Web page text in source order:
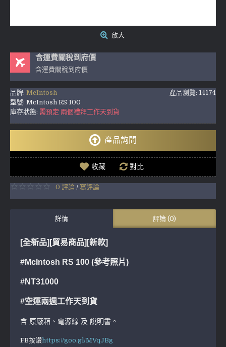
放大
含運費關稅到府價
含運費關稅到府價
產品瀏覽: 14174
品牌: McIntosh
型號: McIntosh RS 100
庫存狀態: 需預定 兩個禮拜工作天到貨
產品詢問
收藏 對比
0 評論 / 寫評論
詳情 評論 (0)
[全新品][貿易商品] [新款]
#McIntosh RS 100 (參考照片)
#NT31000
#空運兩週工作天到貨
含 原廠箱、電源線 及 說明書。
FB按讚https://goo.gl/MVqJBg